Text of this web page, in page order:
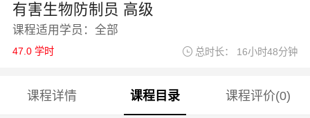
有害生物防制员 高级
课程适用学员：全部
47.0 学时 总时长： 16小时48分钟
课程详情 课程目录 课程评价(0)